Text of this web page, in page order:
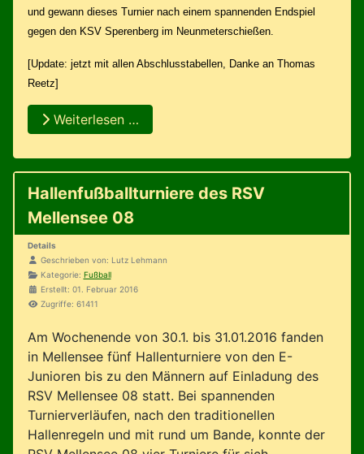
und gewann dieses Turnier nach einem spannenden Endspiel
gegen den KSV Sperenberg im Neunmeterschießen.
[Update: jetzt mit allen Abschlusstabellen, Danke an Thomas
Reetz]
Weiterlesen …
Hallenfußballturniere des RSV
Mellensee 08
Details
Geschrieben von: Lutz Lehmann
Kategorie: Fußball
Erstellt: 01. Februar 2016
Zugriffe: 61411
Am Wochenende von 30.1. bis 31.01.2016 fanden
in Mellensee fünf Hallenturniere von den E-
Junioren bis zu den Männern auf Einladung des
RSV Mellensee 08 statt. Bei spannenden
Turnierverläufen, nach den traditionellen
Hallenregeln und mit rund um Bande, konnte der